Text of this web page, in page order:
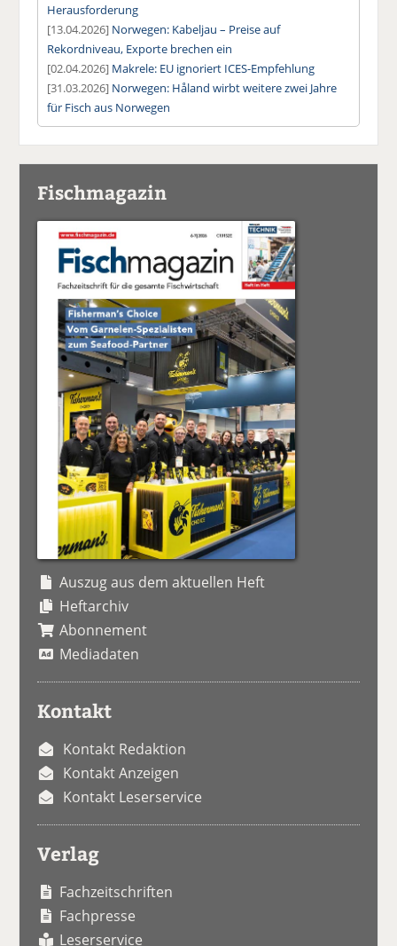
Herausforderung
[13.04.2026] Norwegen: Kabeljau – Preise auf
Rekordniveau, Exporte brechen ein
[02.04.2026] Makrele: EU ignoriert ICES-Empfehlung
[31.03.2026] Norwegen: Håland wirbt weitere zwei Jahre
für Fisch aus Norwegen
Fischmagazin
Auszug aus dem aktuellen Heft
Heftarchiv
Abonnement
Mediadaten
Kontakt
Kontakt Redaktion
Kontakt Anzeigen
Kontakt Leserservice
Verlag
Fachzeitschriften
Fachpresse
Leserservice